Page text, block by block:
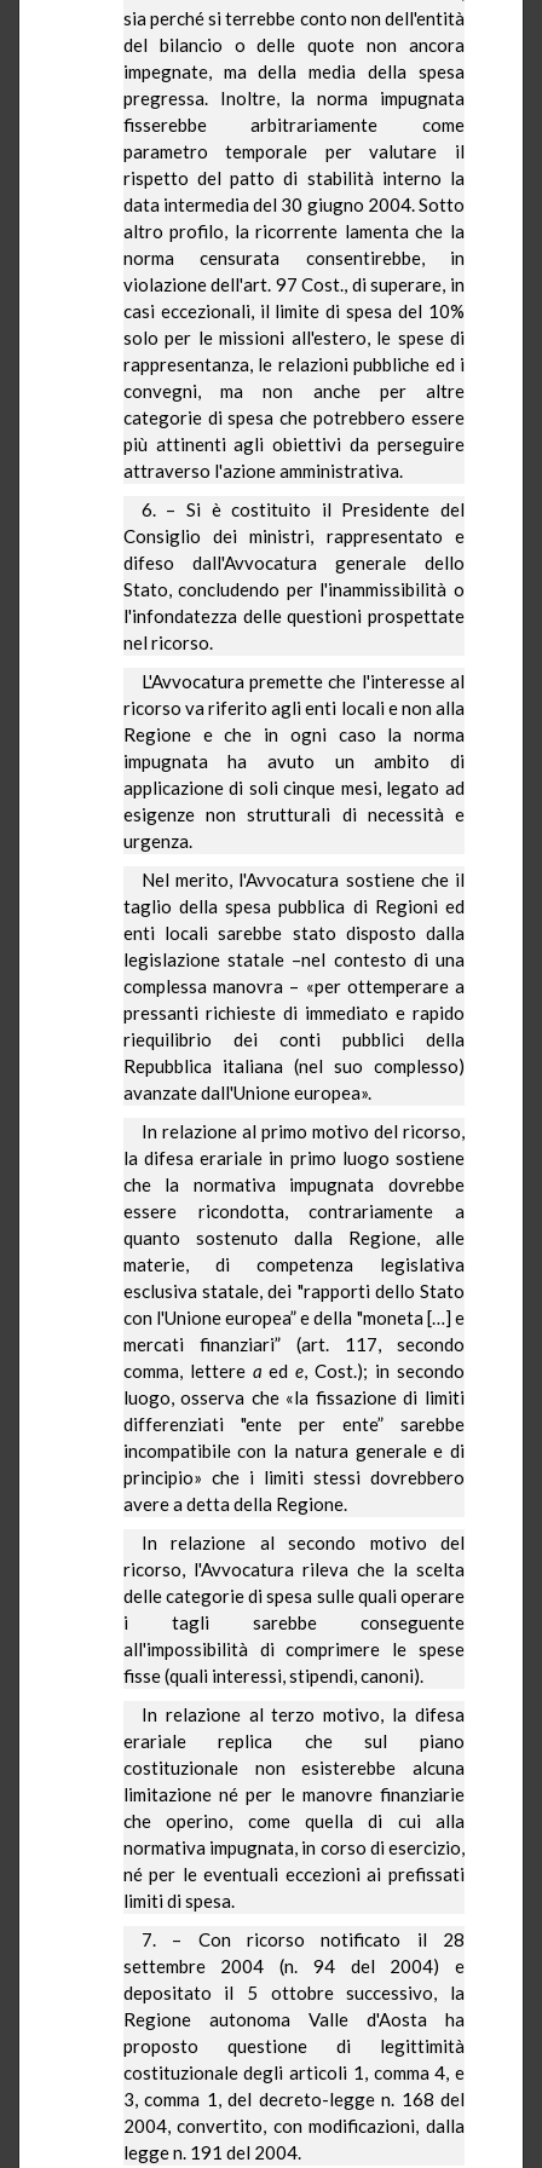
sia perché si terrebbe conto non dell'entità
del bilancio o delle quote non ancora
impegnate, ma della media della spesa
pregressa. Inoltre, la norma impugnata
fisserebbe arbitrariamente come
parametro temporale per valutare il
rispetto del patto di stabilità interno la
data intermedia del 30 giugno 2004. Sotto
altro profilo, la ricorrente lamenta che la
norma censurata consentirebbe, in
violazione dell'art. 97 Cost., di superare, in
casi eccezionali, il limite di spesa del 10%
solo per le missioni all'estero, le spese di
rappresentanza, le relazioni pubbliche ed i
convegni, ma non anche per altre
categorie di spesa che potrebbero essere
più attinenti agli obiettivi da perseguire
attraverso l'azione amministrativa.
6. – Si è costituito il Presidente del
Consiglio dei ministri, rappresentato e
difeso dall'Avvocatura generale dello
Stato, concludendo per l'inammissibilità o
l'infondatezza delle questioni prospettate
nel ricorso.
L'Avvocatura premette che l'interesse al
ricorso va riferito agli enti locali e non alla
Regione e che in ogni caso la norma
impugnata ha avuto un ambito di
applicazione di soli cinque mesi, legato ad
esigenze non strutturali di necessità e
urgenza.
Nel merito, l'Avvocatura sostiene che il
taglio della spesa pubblica di Regioni ed
enti locali sarebbe stato disposto dalla
legislazione statale –nel contesto di una
complessa manovra – «per ottemperare a
pressanti richieste di immediato e rapido
riequilibrio dei conti pubblici della
Repubblica italiana (nel suo complesso)
avanzate dall'Unione europea».
In relazione al primo motivo del ricorso,
la difesa erariale in primo luogo sostiene
che la normativa impugnata dovrebbe
essere ricondotta, contrariamente a
quanto sostenuto dalla Regione, alle
materie, di competenza legislativa
esclusiva statale, dei "rapporti dello Stato
con l'Unione europea” e della "moneta […] e
mercati finanziari” (art. 117, secondo
comma, lettere a ede, Cost.); in secondo
luogo, osserva che «la fissazione di limiti
differenziati "ente per ente” sarebbe
incompatibile con la natura generale e di
principio» che i limiti stessi dovrebbero
avere a detta della Regione.
In relazione al secondo motivo del
ricorso, l'Avvocatura rileva che la scelta
delle categorie di spesa sulle quali operare
i tagli sarebbe conseguente
all'impossibilità di comprimere le spese
fisse (quali interessi, stipendi, canoni).
In relazione al terzo motivo, la difesa
erariale replica che sul piano
costituzionale non esisterebbe alcuna
limitazione né per le manovre finanziarie
che operino, come quella di cui alla
normativa impugnata, in corso di esercizio,
né per le eventuali eccezioni ai prefissati
limiti di spesa.
7. – Con ricorso notificato il 28
settembre 2004 (n. 94 del 2004) e
depositato il 5 ottobre successivo, la
Regioneautonoma Valle d'Aosta ha
proposto questione di legittimità
costituzionale degli articoli 1, comma 4, e
3, comma 1, del decreto-legge n. 168 del
2004, convertito, con modificazioni, dalla
legge n. 191 del 2004.